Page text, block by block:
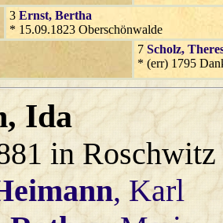
3 Ernst, Bertha
* 15.09.1823 Oberschönwalde
7 Scholz,
* (err) 1795
, Ida
in Roschwitz
, Karl